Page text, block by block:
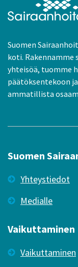
Suomen
koti. Rakennamme
yhteisöä, tuomme
päätöksentekoon
ammatillista
Suomen
Yhteystiedot
Medialle
Vaikuttaminen
Vaikuttaminen